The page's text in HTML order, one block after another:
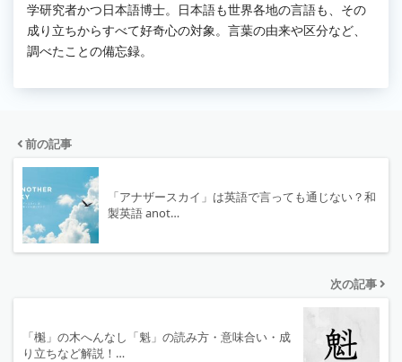
学研究者かつ日本語博士。日本語も世界各地の言語も、その
成り立ちからすべて好奇心の対象。言葉の由来や区分など、
調べたことの備忘録。
前の記事
「アナザースカイ」は英語で言っても通じない？和
製英語 anot…
次の記事
「櫆」の木へんなし「魁」の読み方・意味合い・成
り立ちなど解説！…